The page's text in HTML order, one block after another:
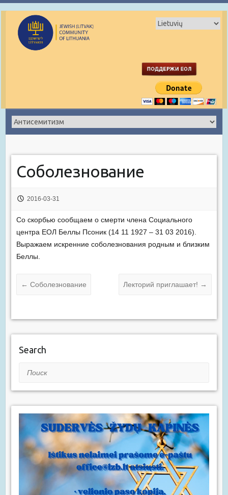
Соболезнование
2016-03-31
Со скорбью сообщаем о смерти члена Социального
центра ЕОЛ Беллы Псоник (14 11 1927 – 31 03 2016).
Выражаем искренние соболезнования родным и близким
Беллы.
← Соболезнование Лекторий приглашает! →
Search
Поиск